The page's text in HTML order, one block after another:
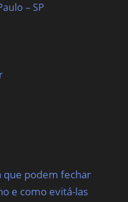
– SP
que podem fechar
e como evitá-las